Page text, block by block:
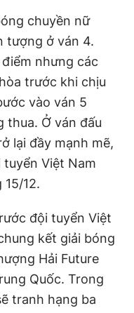
chuyền nữ
tượng ở ván 4.
điểm nhưng các
trước khi chịu
vào ván 5
thua. Ở ván đấu
lại đầy mạnh mẽ,
Việt Nam
12.
đội tuyển Việt
kết giải bóng
Hải Future
Quốc. Trong
tranh hạng ba